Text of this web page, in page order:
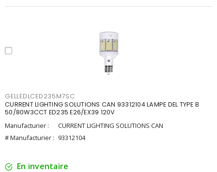
GELLEDLCED235M7SC
CURRENT LIGHTING SOLUTIONS CAN 93312104 LAMPE DEL TYPE B
50/80W3CCT ED235 E26/EX39 120V
Manufacturier :
CURRENT LIGHTING SOLUTIONS CAN
# Manufacturier : 93312104
En inventaire